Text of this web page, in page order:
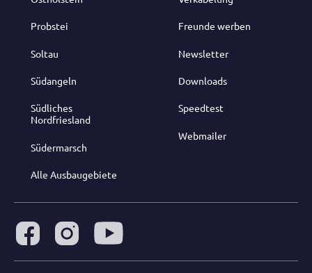
Probstei
Soltau
Südangeln
Südliches
Nordfriesland
Südermarsch
Alle Ausbaugebiete
Freunde werben
Newsletter
Downloads
Speedtest
Webmailer